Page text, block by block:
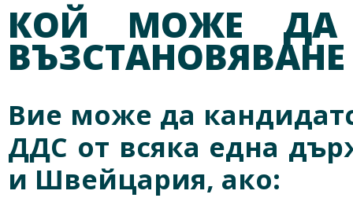
КОЙ МОЖЕ ДА
Вие може да
ДДС от всяка една
и Швейцария, ако: